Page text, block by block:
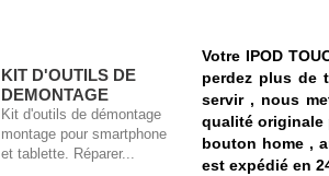
KIT D'OUTILS DE
DEMONTAGE
Kit d'outils de démontage
montage pour smartphone
et tablette. Réparer...
Votre IPOD
perdez plus de
servir , nous
qualité originale
bouton home ,
est expédié en